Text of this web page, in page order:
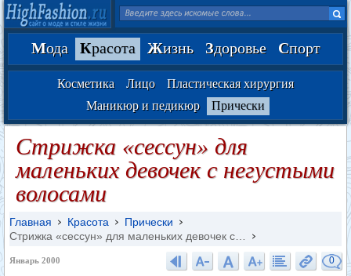
Мода Красота Жизнь Здоровье Спорт
Косметика Лицо
Пластическая хирургия
Маникюр и педикюр
Прически
Стрижка «сессун» для
маленьких девочек с негустыми
волосами
Главная Красота
Прически
Стрижка «сессун» для маленьких девочек с…
Январь 2000 0